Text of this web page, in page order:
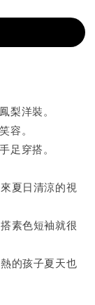
梨洋裝。
容。
足穿搭。
夏日清涼的視
素色短袖就很
的孩子夏天也